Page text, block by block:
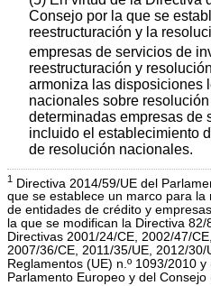
Consejo por la que se
reestructuración y la
empresas de servicios de
reestructuración y
armoniza las disposiciones
nacionales sobre
determinadas empresas de
incluido el establecimiento
de resolución nacionales.
1 Directiva 2014/59/UE del
que se establece un marco para
de entidades de crédito y
la que se modifican la Directiva
Directivas 2001/24/CE, 2002/47/
2007/36/CE, 2011/35/UE, 2012/
Reglamentos (UE) n.º 1093/2010 y
Parlamento Europeo y del